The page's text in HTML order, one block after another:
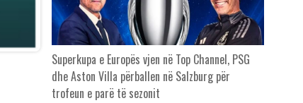
Superkupa e Europës vjen në Top Channel, PSG
dhe Aston Villa përballen në Salzburg për
trofeun e parë të sezonit